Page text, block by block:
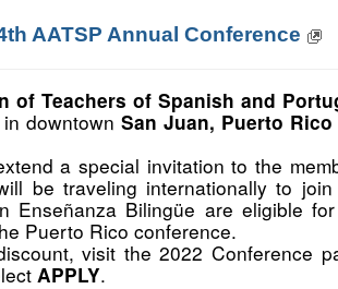
AATSP Annual Conference
of Teachers of Spanish and
downtown San Juan, Puerto
a special invitation to the
be traveling internationally to
Enseñanza Bilingüe are eligible
Puerto Rico conference.
visit the 2022 Conference
APPLY.